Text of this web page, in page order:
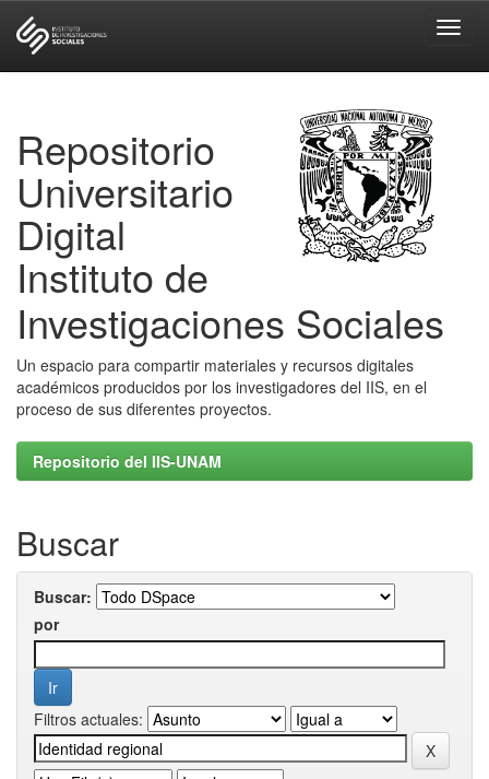
Repositorio
Universitario
Digital
Instituto de
Investigaciones Sociales
Un espacio para compartir materiales y recursos digitales
académicos producidos por los investigadores del IIS, en el
proceso de sus diferentes proyectos.
Repositorio del IIS-UNAM
Buscar
Buscar:
por
Filtros actuales: